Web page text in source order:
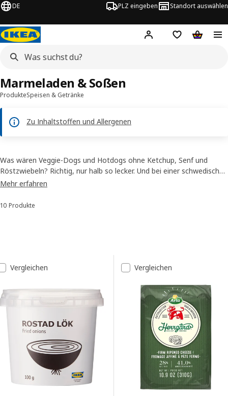
DE PLZ eingeben Standort auswählen
Hej! Hier einloggen
Merkzettel
ProdukteSpeisen & Getränke
Zu Inhaltstoffen und Allergenen
Marmeladen & Soßen
Was wären Veggie-Dogs und Hotdogs ohne Ketchup, Senf und
Röstzwiebeln? Richtig, nur halb so lecker. Und bei einer schwedischen
Mahlzeit dürfen schwedische Marmelade (Preiselbeerkonfitüre),
und Würzwunder findest du hier.
Mehr erfahren
Sortieren und Filtern
10 Produkte
Liste der Ergebnisse
Vergleichen Vergleichen